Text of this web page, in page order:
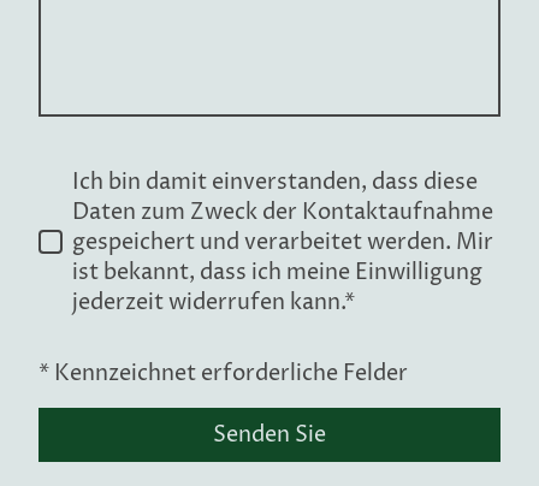
Ich bin damit einverstanden, dass diese
Daten zum Zweck der Kontaktaufnahme
gespeichert und verarbeitet werden. Mir
ist bekannt, dass ich meine Einwilligung
jederzeit widerrufen kann.*
* Kennzeichnet erforderliche Felder
Senden Sie